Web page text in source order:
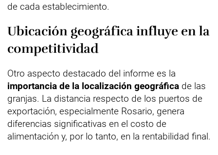
de cada establecimiento.
Ubicación geográfica influye en la
competitividad
Otro aspecto destacado del informe es la
importancia de la localización geográfica de las
granjas. La distancia respecto de los puertos de
exportación, especialmente Rosario, genera
diferencias significativas en el costo de
alimentación y, por lo tanto, en la rentabilidad final.